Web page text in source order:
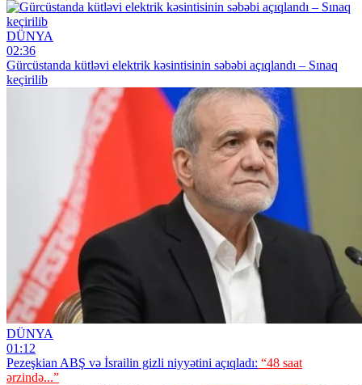
DÜNYA
02:36
Gürcüstanda kütləvi elektrik kəsintisinin səbəbi açıqlandı – Sınaq
keçirilib
DÜNYA
01:12
Pezeşkian ABŞ və İsrailin gizli niyyətini açıqladı: “48 saat
ərzində...”